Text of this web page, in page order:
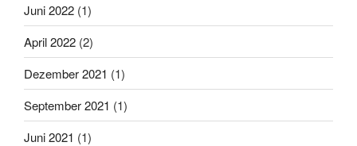
Juni 2022 (1)
April 2022 (2)
Dezember 2021 (1)
September 2021 (1)
Juni 2021 (1)